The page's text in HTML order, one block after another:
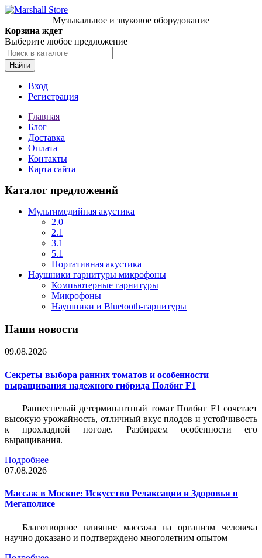
Музыкальное и звуковое оборудование
Корзина ждет
Выберите любое предложение
Найти
Вход
Регистрация
Главная
Блог
Доставка
Оплата
Контакты
Карта сайта
Каталог предложений
Мультимедийная акустика
2.0
2.1
3.1
5.1
Портативная акустика
Наушники гарнитуры микрофоны
Компьютерные гарнитуры
Микрофоны
Наушники и Bluetooth-гарнитуры
Наши новости
09.08.2026
Секреты выбора ранних томатов и особенности
выращивания надежного гибрида Полбиг F1
Раннеспелый детерминантный томат Полбиг F1 сочетает
высокую урожайность, отличный вкус плодов и устойчивость
к прохладной погоде. Разбираем особенности его
выращивания.
Подробнее
07.08.2026
Массаж в Москве: Искусство Релаксации и Здоровья в
Мегаполисе
Благотворное влияние массажа на организм человека
научно доказано и подтверждено многолетним опытом